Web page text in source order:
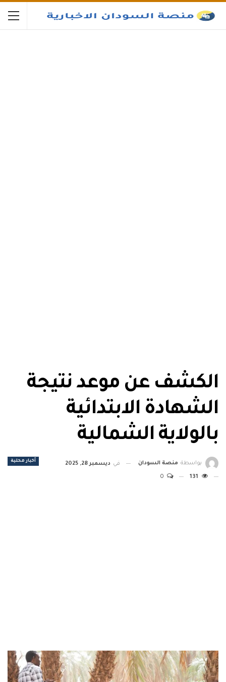
الكشف عن موعد نتيجة
الشهادة الابتدائية
بالولاية الشمالية
أخبار محلية بواسطة منصة السودان في ديسمبر 28, 2025
131